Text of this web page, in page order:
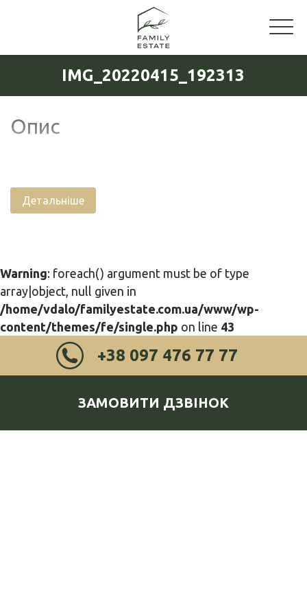
IMG_20220415_192313
Опис
Детальніше
Warning: foreach() argument must be of type
array|object, null given in
/home/vdalo/familyestate.com.ua/www/wp-
content/themes/fe/single.php on line 43
+38 097 476 77 77
ЗАМОВИТИ ДЗВІНОК